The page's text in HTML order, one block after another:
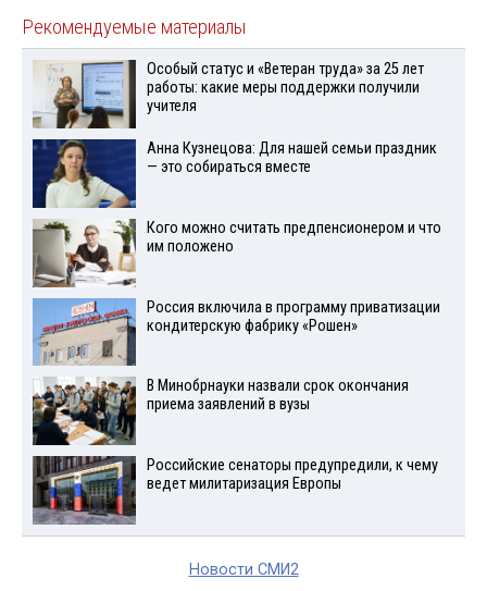
Рекомендуемые материалы
Особый статус и «Ветеран труда» за 25 лет
работы: какие меры поддержки получили
учителя
Анна Кузнецова: Для нашей семьи праздник
— это собираться вместе
Кого можно считать предпенсионером и что
им положено
Россия включила в программу приватизации
кондитерскую фабрику «Рошен»
В Минобрнауки назвали срок окончания
приема заявлений в вузы
Российские сенаторы предупредили, к чему
ведет милитаризация Европы
Новости СМИ2